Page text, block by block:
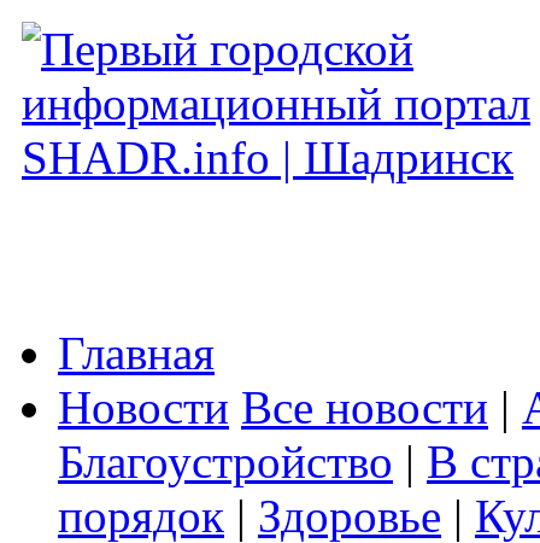
Главная
Новости Все новости |
Благоустройство | В
порядок | Здоровье |